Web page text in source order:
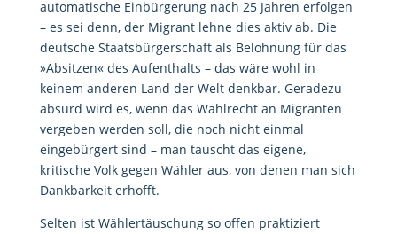
automatische Einbürgerung nach 25 Jahren erfolgen
– es sei denn, der Migrant lehne dies aktiv ab. Die
deutsche Staatsbürgerschaft als Belohnung für das
»Absitzen« des Aufenthalts – das wäre wohl in
keinem anderen Land der Welt denkbar. Geradezu
absurd wird es, wenn das Wahlrecht an Migranten
vergeben werden soll, die noch nicht einmal
eingebürgert sind – man tauscht das eigene,
kritische Volk gegen Wähler aus, von denen man sich
Dankbarkeit erhofft.
Selten ist Wählertäuschung so offen praktiziert